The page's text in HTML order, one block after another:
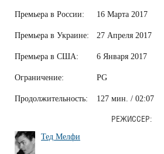
Премьера в России: 16 Марта 2017
Премьера в Украине: 27 Апреля 2017
Премьера в США: 6 Января 2017
Ограничение: PG
Продолжительность: 127 мин. / 02:07
РЕЖИССЕР:
Тед Мелфи